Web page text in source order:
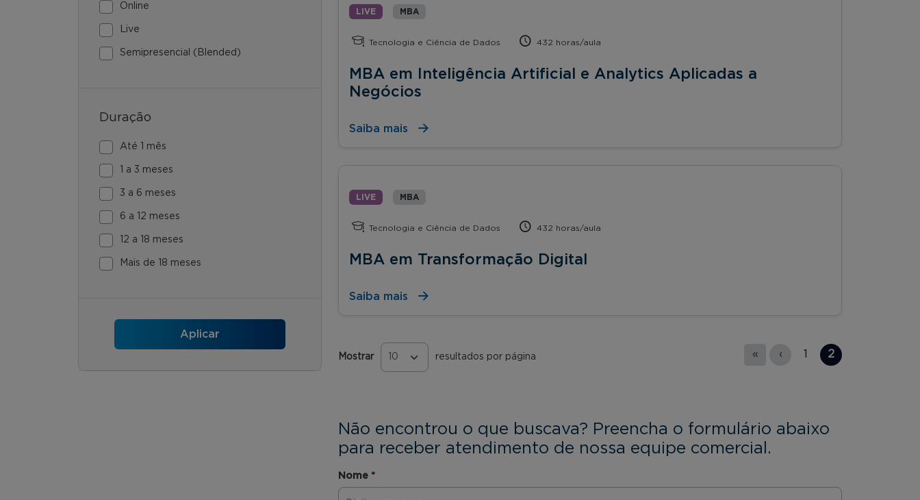
Online
Live
Semipresencial (Blended)
Duração
Até 1 mês
1 a 3 meses
3 a 6 meses
6 a 12 meses
12 a 18 meses
Mais de 18 meses
LIVE MBA
Tecnologia e Ciência de Dados 432 horas/aula
MBA em Inteligência Artificial e Analytics Aplicadas a
Negócios
Saiba mais
LIVE MBA
Tecnologia e Ciência de Dados 432 horas/aula
MBA em Transformação Digital
Saiba mais
Mostrar resultados por página
Páginas
« ‹ 1 2
Não encontrou o que buscava? Preencha o formulário abaixo
para receber atendimento de nossa equipe comercial.
Nome *